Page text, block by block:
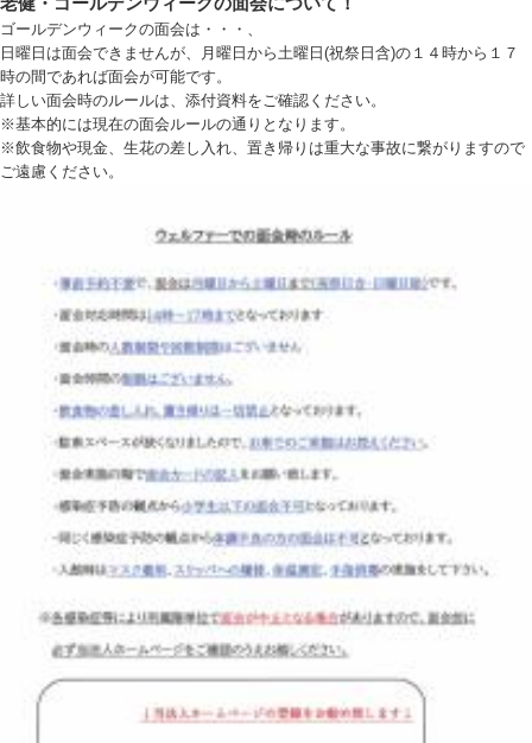
ゴールデンウィークの面会は・・・、
日曜日は面会できませんが、月曜日から土曜日(祝祭日含)の１４時から１７
時の間であれば面会が可能です。
詳しい面会時のルールは、添付資料をご確認ください。
※基本的には現在の面会ルールの通りとなります。
※飲食物や現金、生花の差し入れ、置き帰りは重大な事故に繋がりますので
ご遠慮ください。